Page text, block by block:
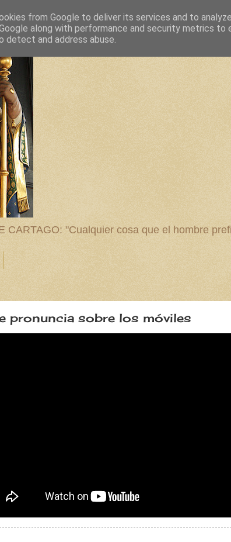
CARTAGO: "Cualquier cosa que el hombre
pronuncia sobre los móviles
from Google to deliver its services and to
along with performance and security metrics to
detect and address abuse.